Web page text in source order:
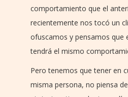
comportamiento que el
recientemente nos tocó un
ofuscamos y pensamos que
tendrá el mismo
Pero tenemos que tener en
misma persona, no piensa